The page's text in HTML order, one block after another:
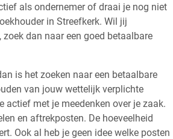
als ondernemer of draai je nog niet
in Streefkerk. Wil jij
dan naar een goed betaalbare
is het zoeken naar een betaalbare
van jouw wettelijk verplichte
actief met je meedenken over je zaak.
en aftrekposten. De hoeveelheid
Ook al heb je geen idee welke posten